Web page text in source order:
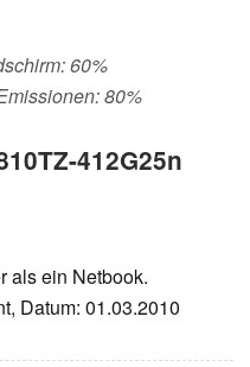
60%
80%
412G25n
als ein Netbook.
Datum: 01.03.2010